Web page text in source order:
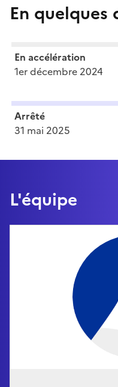
En quelques
En accélération
1er décembre 2024
Arrêté
31 mai 2025
L'équipe